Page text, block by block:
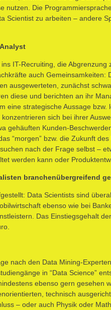
Die
Scientist zu arbeiten – andere
IT-Recruiting, die Abgrenzung
auch Gemeinsamkeiten:
ausgewerteten, zunächst
diese und berichten an ihr
eine strategische Aussage bzw.
sich bei ihrer
gehäuften Kunden-
“morgen” bzw. die Zukunft
nach der Frage selbst –
werden kann oder
branchenübergreifend
Data Scientists sind
ebenso wie bei
Das Einstiegsgehalt
nach den Data Mining-
in “Data Science”
ebenso gern gesehen
technisch
– oder auch Physik oder